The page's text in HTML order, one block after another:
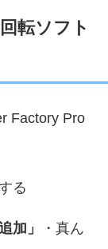
転ソフト
Factory Pro
る
加」 ・真ん